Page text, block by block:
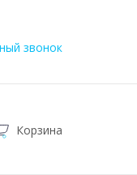
звонок
Корзина